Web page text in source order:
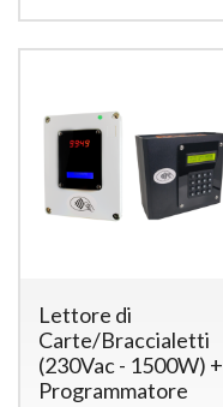
Lettore di
Carte/Braccialetti
(230Vac - 1500W) +
Programmatore